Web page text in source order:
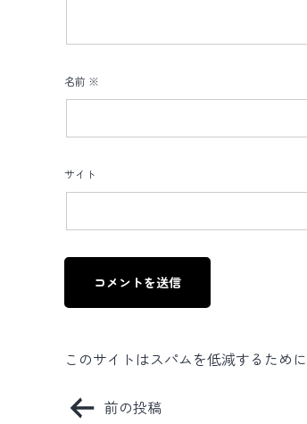
名前 ※
サイト
このサイトはスパムを低減するため
投
前の投稿